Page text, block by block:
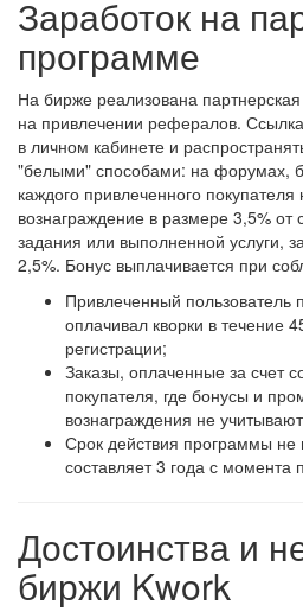
Заработок на
программе
На бирже реализована
на привлечении рефералов.
в личном кабинете и
"белыми" способами: на форумах,
каждого привлеченного покупателя
вознаграждение в размере 3,5%
задания или выполненной услуги,
2,5%. Бонус выплачивается при
Привлеченный пользователь
оплачивал кворки в течение
регистрации;
Заказы, оплаченные за счет
покупателя, где бонусы и
вознаграждения не
Срок действия программы
составляет 3 года с
Достоинства и
биржи Kwork